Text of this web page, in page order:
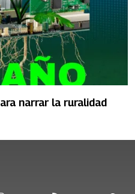
narrar la ruralidad